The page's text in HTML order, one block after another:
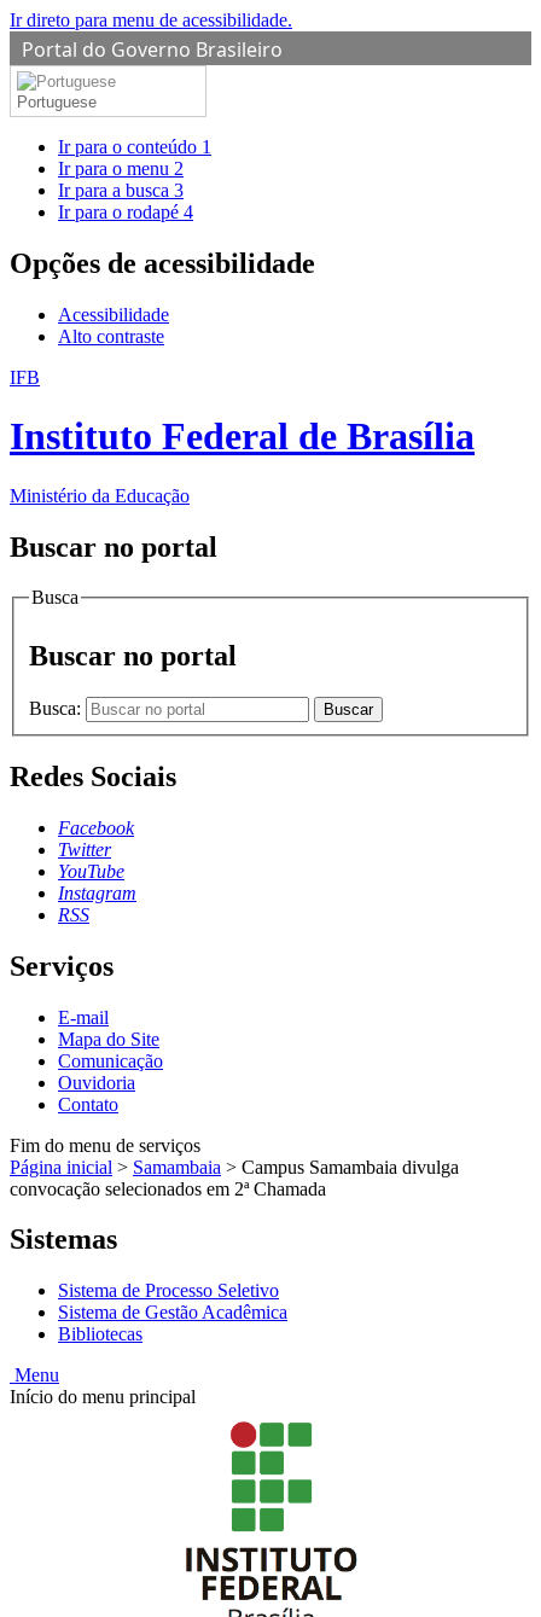
Ir direto para menu de acessibilidade.
Portal do Governo Brasileiro
Portuguese
Ir para o conteúdo 1
Ir para o menu 2
Ir para a busca 3
Ir para o rodapé 4
Opções de acessibilidade
Acessibilidade
Alto contraste
IFB
Instituto Federal de Brasília
Ministério da Educação
Buscar no portal
Busca
Buscar no portal
Busca: Buscar
Redes Sociais
Facebook
Twitter
YouTube
Instagram
RSS
Serviços
E-mail
Mapa do Site
Comunicação
Ouvidoria
Contato
Fim do menu de serviços
Página inicial > Samambaia > Campus Samambaia divulga
convocação selecionados em 2ª Chamada
Sistemas
Sistema de Processo Seletivo
Sistema de Gestão Acadêmica
Bibliotecas
Menu
Início do menu principal